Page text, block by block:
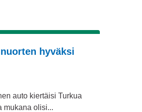
hyväksi
auto kiertäisi Turkua
mukana olisi...